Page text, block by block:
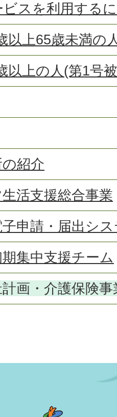
スを利用する
以上65歳未満の
以上の人(第1号
紹介
活支援総合事業
申請・届出シ
集中支援チーム
画・介護保険事